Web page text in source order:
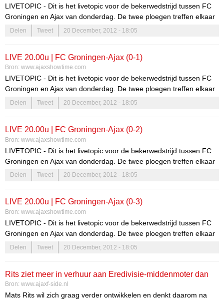
LIVETOPIC - Dit is het livetopic voor de bekerwedstrijd tussen FC
Groningen en Ajax van donderdag. De twee ploegen treffen elkaar
om 20.00 uur in Groningen. De wedstrijd is op televisie te volgen
via Eredivisie Live.
Delen Tweet 20 December, 2012 - 18:05
LIVE 20.00u | FC Groningen-Ajax (0-1)
Bron: www.ajaxshowtime.com
LIVETOPIC - Dit is het livetopic voor de bekerwedstrijd tussen FC
Groningen en Ajax van donderdag. De twee ploegen treffen elkaar
om 20.00 uur in Groningen. De wedstrijd is op televisie te volgen
via Eredivisie Live.
Delen Tweet 20 December, 2012 - 18:05
LIVE 20.00u | FC Groningen-Ajax (0-2)
Bron: www.ajaxshowtime.com
LIVETOPIC - Dit is het livetopic voor de bekerwedstrijd tussen FC
Groningen en Ajax van donderdag. De twee ploegen treffen elkaar
om 20.00 uur in Groningen. De wedstrijd is op televisie te volgen
via Eredivisie Live.
Delen Tweet 20 December, 2012 - 18:05
LIVE 20.00u | FC Groningen-Ajax (0-3)
Bron: www.ajaxshowtime.com
LIVETOPIC - Dit is het livetopic voor de bekerwedstrijd tussen FC
Groningen en Ajax van donderdag. De twee ploegen treffen elkaar
om 20.00 uur in Groningen. De wedstrijd is op televisie te volgen
via Eredivisie Live.
Delen Tweet 20 December, 2012 - 18:05
Rits ziet meer in verhuur aan Eredivisie-middenmoter dan
Almere City
Bron: www.ajaxf-side.nl
Mats Rits wil zich graag verder ontwikkelen en denkt daarom na